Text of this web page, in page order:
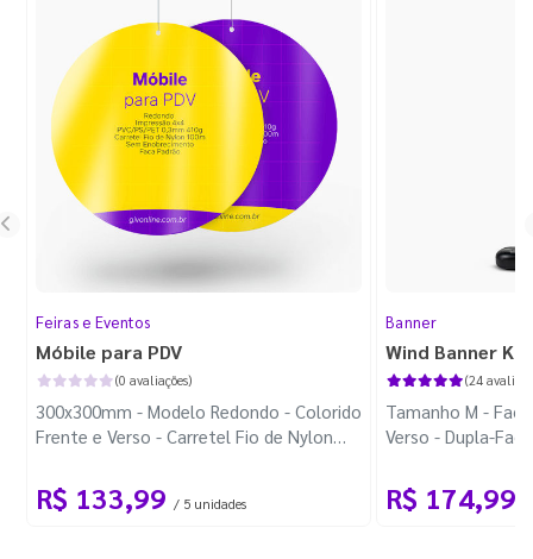
Feiras e Eventos
Móbile para PDV
(0 avaliações)
300x300mm - Modelo Redondo - Colorido
Frente e Verso - Carretel Fio de Nylon
R$ 133,99 / 5 unidades
Banner
Wind Banner
(24
Tamanho M -
Verso - Dupla-
R$ 174,99